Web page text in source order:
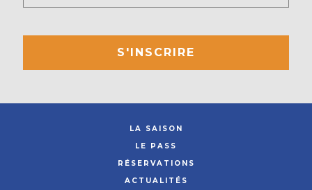
S'INSCRIRE
LA SAISON
LE PASS
RÉSERVATIONS
ACTUALITÉS